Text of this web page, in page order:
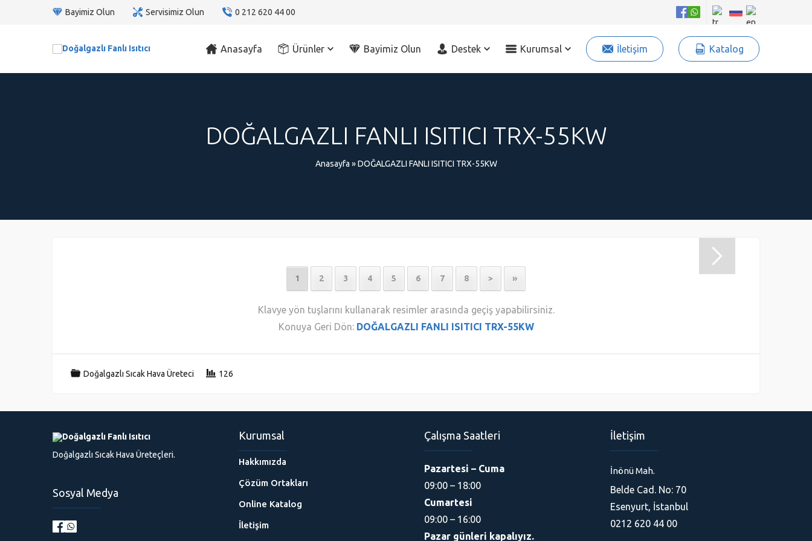
Bayimiz Olun Servisimiz Olun 0 212 620 44 00
Anasayfa Ürünler Bayimiz Olun Destek Kurumsal İletişim Katalog
DOĞALGAZLI FANLI ISITICI TRX-55KW
Anasayfa »DOĞALGAZLI FANLI ISITICI TRX-55KW
1 2 3 4 5 6 7 8 > »
Klavye yön tuşlarını kullanarak resimler arasında geçiş yapabilirsiniz.
Konuya Geri Dön: DOĞALGAZLI FANLI ISITICI TRX-55KW
Doğalgazlı Sıcak Hava Üreteci 126
Doğalgazlı Sıcak Hava Üreteçleri.
Sosyal Medya
Kurumsal
Hakkımızda
Çözüm Ortakları
Online Katalog
İletişim
Çalışma Saatleri
Pazartesi – Cuma
09:00 – 18:00
Cumartesi
09:00 – 16:00
Pazar günleri kapalıyız.
İletişim
İnönü Mah.
Belde Cad. No: 70
Esenyurt, İstanbul
0212 620 44 00
Ferhat